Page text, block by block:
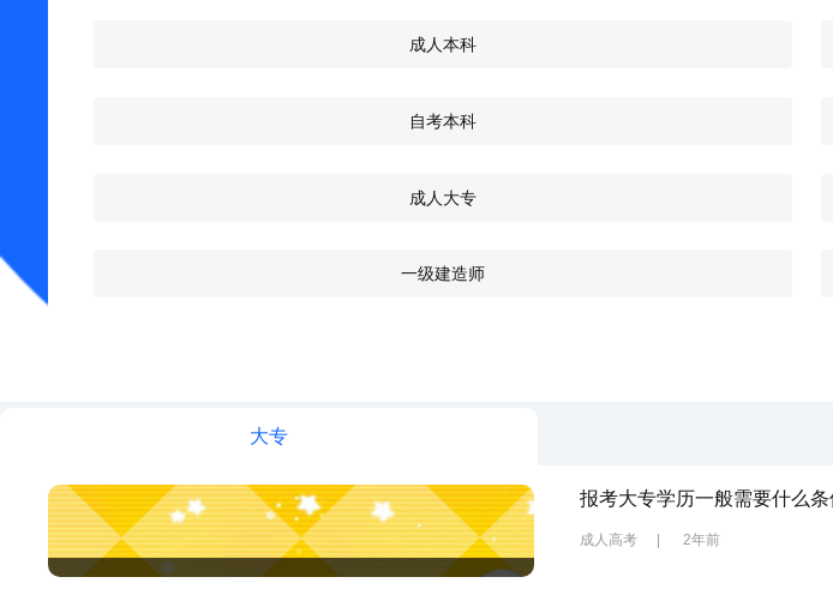
成人本科
自考本科
成人大专
一级建造师
大专
报考大专学历一般需要什么条
成人高考 2年前